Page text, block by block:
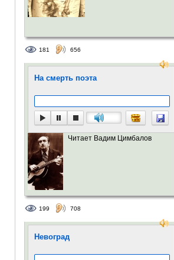
181 656
На смерть поэта
Читает Вадим Цимбалов
199 708
Невоград